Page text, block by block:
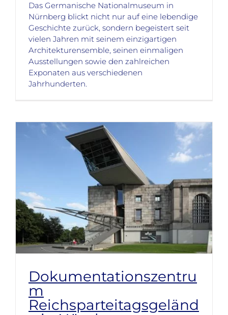
Das Germanische Nationalmuseum in
Nürnberg blickt nicht nur auf eine lebendige
Geschichte zurück, sondern begeistert seit
vielen Jahren mit seinem einzigartigen
Architekturensemble, seinen einmaligen
Ausstellungen sowie den zahlreichen
Exponaten aus verschiedenen
Jahrhunderten.
Dokumentationszentru
m
Reichsparteitagsgeländ